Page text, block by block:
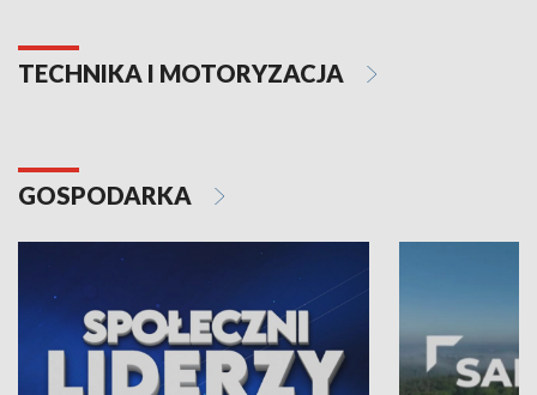
TECHNIKA I MOTORYZACJA
GOSPODARKA